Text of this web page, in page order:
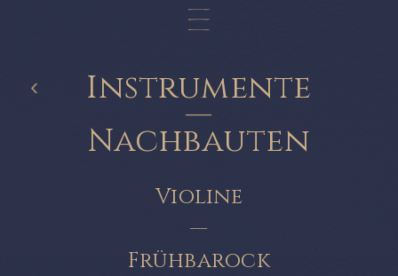
‹ Instrumente
—
Nachbauten
Violine
—
Frühbarock